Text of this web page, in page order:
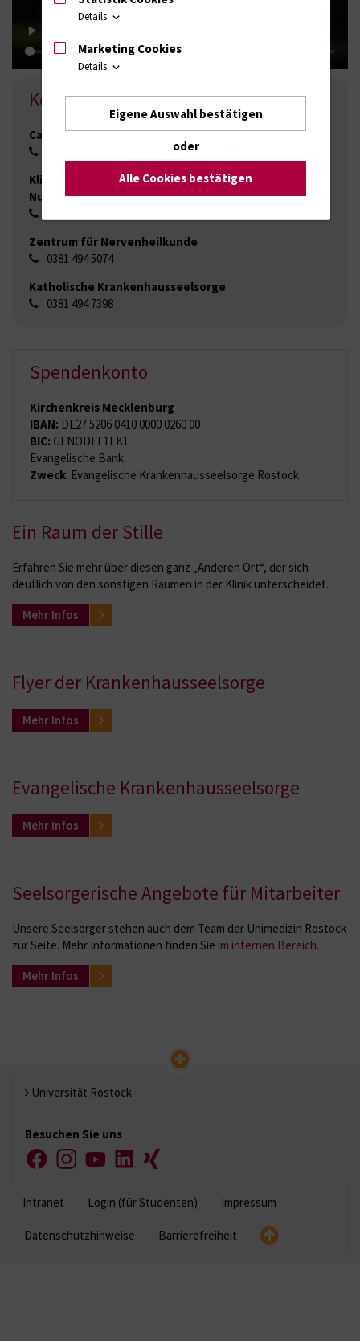
Kontakt
Campus Schillingallee (ohne POZ)
Kliniken der Doberaner Straße, Strahlentherapie,
Nuklearmedizin und POZ in der Schillingallee
Zentrum für Nervenheilkunde
0381 494 5074
Katholische Krankenhausseelsorge
0381 494 7398
Spendenkonto
Kirchenkreis Mecklenburg
IBAN: DE27 5206 0410 0000 0260 00
BIC: GENODEF1EK1
Evangelische Bank
Zweck: Evangelische Krankenhausseelsorge Rostock
Ein Raum der Stille
Erfahren Sie mehr über diesen ganz „Anderen Ort“, der sich
deutlich von den sonstigen Räumen in der Klinik unterscheidet.
Mehr Infos
Flyer der Krankenhausseelsorge
Mehr Infos
Evangelische Krankenhausseelsorge
Mehr Infos
Seelsorgerische Angebote für Mitarbeiter
Unsere Seelsorger stehen auch dem Team der Unimedizin Rostock
zur Seite. Mehr Informationen finden Sie im internen Bereich.
Mehr Infos
Universität Rostock
Besuchen Sie uns
FacebookInstagramYouTubeLinkedIn
Xing
Intranet Login (für Studenten) Impressum
Datenschutzhinweise Barrierefreiheit
Details
Marketing Cookies
Details
Eigene Auswahl bestätigen
oder
Alle Cookies bestätigen